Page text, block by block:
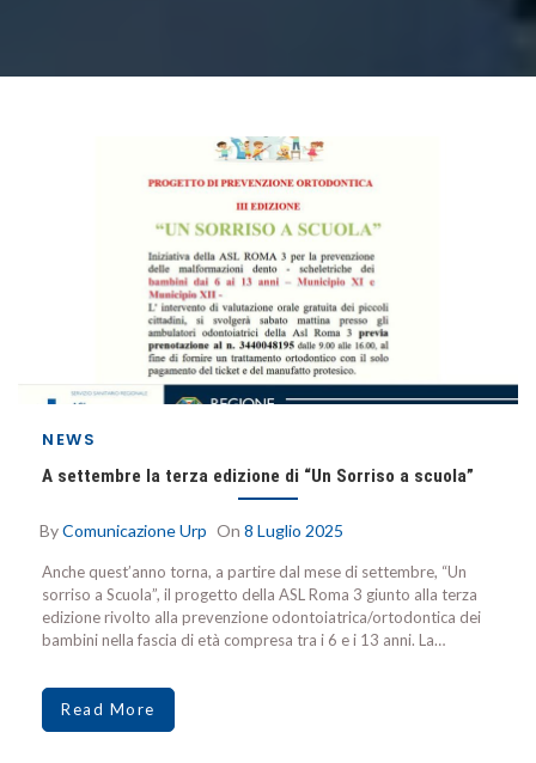
NEWS
A settembre la terza edizione di “Un Sorriso a scuola”
ByComunicazione Urp On 8 Luglio 2025
Anche quest’anno torna, a partire dal mese di settembre, “Un
sorriso a Scuola”, il progetto della ASL Roma 3 giunto alla terza
edizione rivolto alla prevenzione odontoiatrica/ortodontica dei
bambini nella fascia di età compresa tra i 6 e i 13 anni. La…
Read More